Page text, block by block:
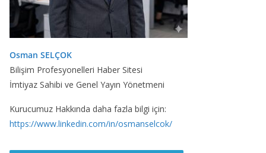
Osman SELÇOK
Bilişim Profesyonelleri Haber Sitesi
İmtiyaz Sahibi ve Genel Yayın Yönetmeni
Kurucumuz Hakkında daha fazla bilgi için:
https://www.linkedin.com/in/osmanselcok/